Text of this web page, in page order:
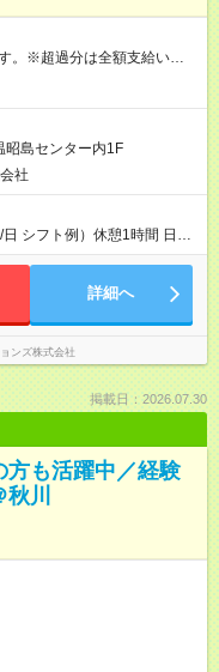
。※超過分は全額支給いたし
円／月 みなし残業時
慮して決定します。 ・上記
年連続給与のベースアップ
おります！ 【試用期
3ヶ月 雇用形態、給与は本
島センター内1F
社
シフト例）休憩1時間 日
シフト
により夜勤勤務ができな
詳細へ
ンズ株式会社
掲載日：2026.07.30
方も活躍中／経験
川